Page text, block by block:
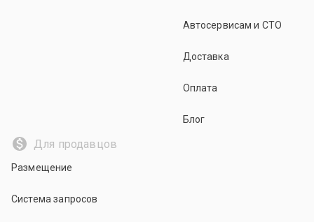
Автосервисам и СТО
Доставка
Оплата
Блог
Для продавцов
Размещение
Система запросов